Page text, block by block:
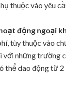
thuộc vào yêu
động ngoại
tùy thuộc vào
với những trường
thể dao động từ